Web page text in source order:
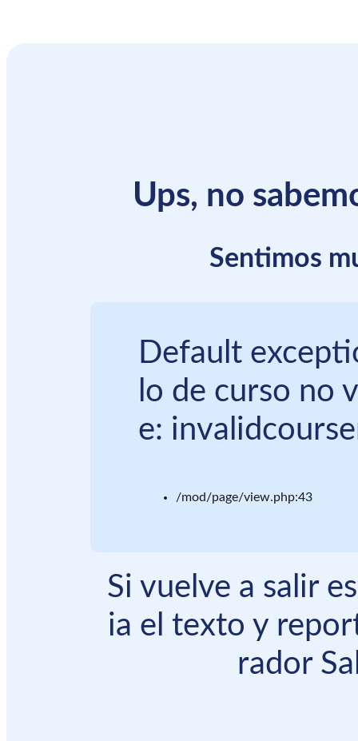
Ups, no
Sentimos
Default
lo de curso no
e:
/mod/page/view.php:43
Si vuelve a salir
ia el texto y
rador